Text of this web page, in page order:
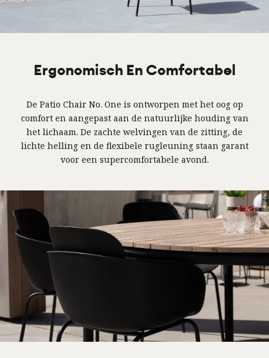
Ergonomisch En Comfortabel
De Patio Chair No. One is ontworpen met het oog op
comfort en aangepast aan de natuurlijke houding van
het lichaam. De zachte welvingen van de zitting, de
lichte helling en de flexibele rugleuning staan garant
voor een supercomfortabele avond.